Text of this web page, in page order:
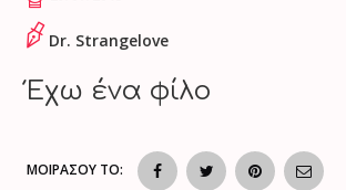
Dr. Strangelove
Έχω ένα φίλο
ΜΟΙΡΑΣΟΥ ΤΟ: